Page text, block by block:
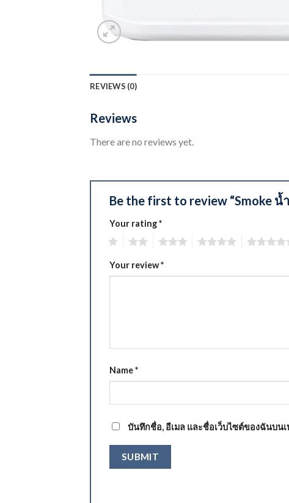
REVIEWS (0)
Reviews
There are no reviews yet.
Be the first to review “Smoke
Your rating*
Your review*
Name*
บันทึกชื่อ, อีเมล และชื่อเว็บไซต์ของฉันบน